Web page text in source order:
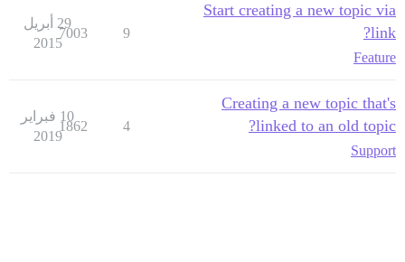
Start creating a new topic via
link?
Feature
9
7003
29 أبريل
2015
Creating a new topic that's
linked to an old topic?
Support
4
1862
10 فبراير
2019